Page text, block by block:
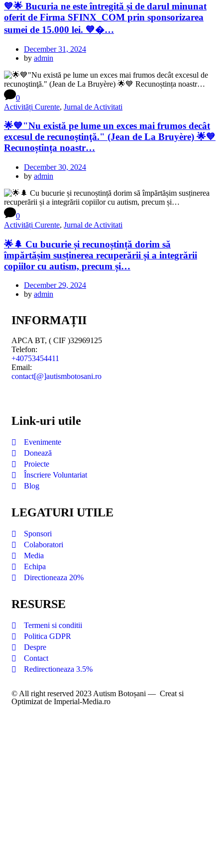
💙🌟 Bucuria ne este întregită și de darul minunat
oferit de Firma SFINX_COM prin sponsorizarea
sumei de 15.000 lei. 💙�…
December 31, 2024
by admin
0
Activități Curente, Jurnal de Activitati
🌟💙"Nu există pe lume un exces mai frumos decât
excesul de recunoştinţă." (Jean de La Bruyère) 🌟💙
Recunoștința noastr…
December 30, 2024
by admin
0
Activități Curente, Jurnal de Activitati
🌟🌲 Cu bucurie și recunoștință dorim să
împărtășim susținerea recuperării și a integrării
copiilor cu autism, precum și…
December 29, 2024
by admin
INFORMAȚII
APCA BT, ( CIF )32969125
Telefon:
+40753454411
Email:
contact[@]autismbotosani.ro
Link-uri utile
Evenimente
Donează
Proiecte
Înscriere Voluntariat
Blog
LEGATURI UTILE
Sponsori
Colaboratori
Media
Echipa
Directioneaza 20%
RESURSE
Termeni si conditii
Politica GDPR
Despre
Contact
Redirectioneaza 3.5%
© All right reserved 2023 Autism Botoșani — Creat si
Optimizat de Imperial-Media.ro